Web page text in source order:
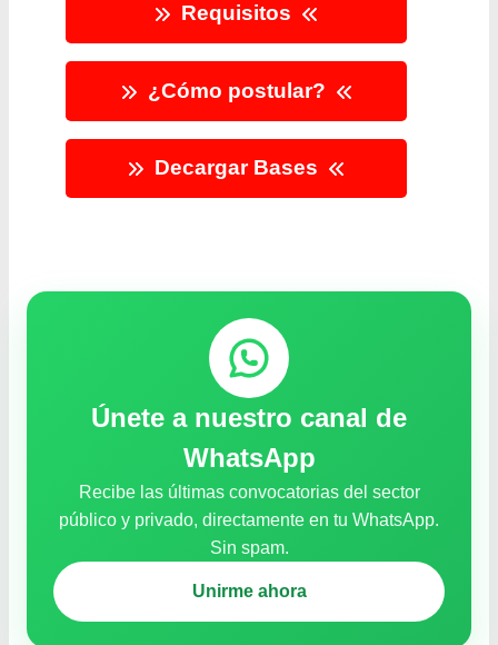
Requisitos
¿Cómo postular?
Decargar Bases
Únete a nuestro canal de
WhatsApp
Recibe las últimas convocatorias del sector
público y privado, directamente en tu WhatsApp.
Sin spam.
Unirme ahora